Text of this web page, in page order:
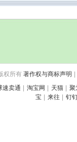
权所有 著作权与商标声明
速卖通 淘宝网 天猫
聚
宝
来往 钉